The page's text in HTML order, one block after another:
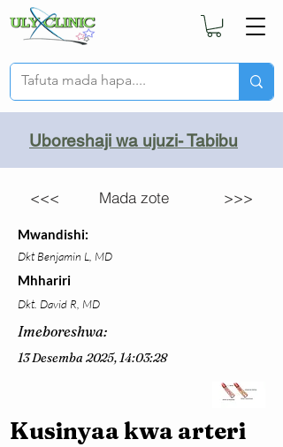
Uboreshaji wa ujuzi- Tabibu
<<< Mada zote >>>
Mwandishi:
Dkt Benjamin L, MD
Mhhariri
Dkt. David R, MD
Imeboreshwa:
13 Desemba 2025, 14:03:28
Kusinyaa kwa arteri